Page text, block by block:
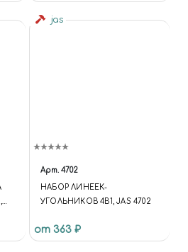
jas
Арт. 4702
НАБОР ЛИНЕЕК-
УГОЛЬНИКОВ 4В1, JAS 4702
от 363 ₽